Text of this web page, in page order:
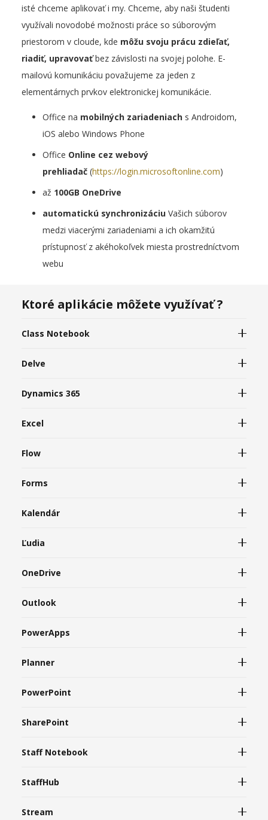
isté chceme aplikovať i my. Chceme, aby naši študenti
využívali novodobé možnosti práce so súborovým
priestorom v cloude, kde môžu svoju prácu zdieľať,
riadiť, upravovaťbez závislosti na svojej polohe. E-
mailovú komunikáciu považujeme za jeden z
elementárnych prvkov elektronickej komunikácie.
Office na mobilných zariadeniach s Androidom,
iOS alebo Windows Phone
Office Online cez webový
prehliadač (https://login.microsoftonline.com)
až 100GB OneDrive
automatickú synchronizáciu Vašich súborov
medzi viacerými zariadeniami a ich okamžitú
prístupnosť z akéhokoľvek miesta prostredníctvom
webu
Ktoré aplikácie môžete využívať ?
Class Notebook
Delve
Dynamics 365
Excel
Flow
Forms
Kalendár
Ľudia
OneDrive
Outlook
PowerApps
Planner
PowerPoint
SharePoint
Staff Notebook
StaffHub
Stream